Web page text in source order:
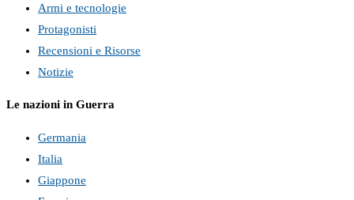
Armi e tecnologie
Protagonisti
Recensioni e Risorse
Notizie
Le nazioni in Guerra
Germania
Italia
Giappone